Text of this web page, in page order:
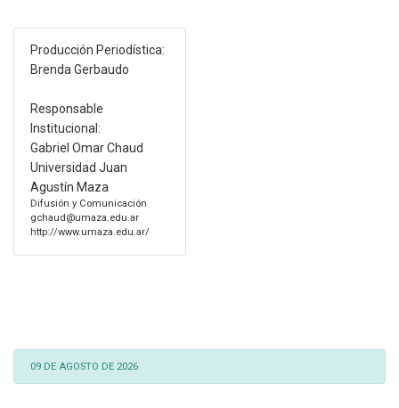
Producción Periodística:
Brenda Gerbaudo
Responsable
Institucional:
Gabriel Omar Chaud
Universidad Juan
Agustín Maza
Difusión y Comunicación
gchaud@umaza.edu.ar
http://www.umaza.edu.ar/
09 DE AGOSTO DE 2026